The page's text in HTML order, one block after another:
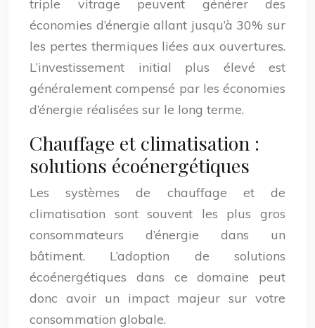
triple vitrage peuvent générer des
économies d’énergie allant jusqu’à 30% sur
les pertes thermiques liées aux ouvertures.
L’investissement initial plus élevé est
généralement compensé par les économies
d’énergie réalisées sur le long terme.
Chauffage et climatisation :
solutions écoénergétiques
Les systèmes de chauffage et de
climatisation sont souvent les plus gros
consommateurs d’énergie dans un
bâtiment. L’adoption de solutions
écoénergétiques dans ce domaine peut
donc avoir un impact majeur sur votre
consommation globale.